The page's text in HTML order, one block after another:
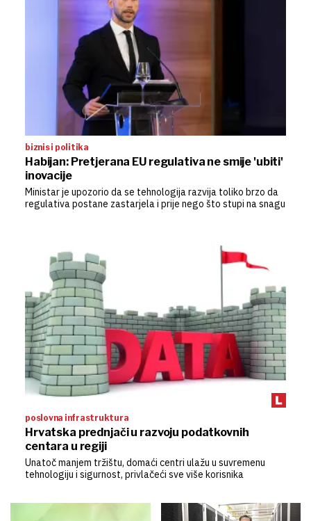
biznis i politika
Habijan: Pretjerana EU regulativa ne smije 'ubiti'
inovacije
Ministar je upozorio da se tehnologija razvija toliko brzo da
regulativa postane zastarjela i prije nego što stupi na snagu
poslovna infrastruktura
Hrvatska prednjači u razvoju podatkovnih
centara u regiji
Unatoč manjem tržištu, domaći centri ulažu u suvremenu
tehnologiju i sigurnost, privlačeći sve više korisnika